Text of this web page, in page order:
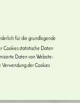
für die grundlegende
Cookies statistische Daten
Daten von Website-
Verwendung der Cookies